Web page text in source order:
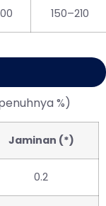
150–210
%)
Jaminan (*)
0.2